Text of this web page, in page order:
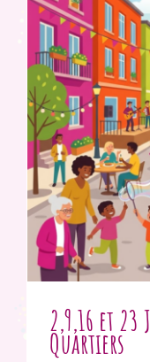
2,9,16 et 23
Quartiers